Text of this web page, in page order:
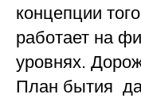
концепции
работает на
уровнях.
План бытия